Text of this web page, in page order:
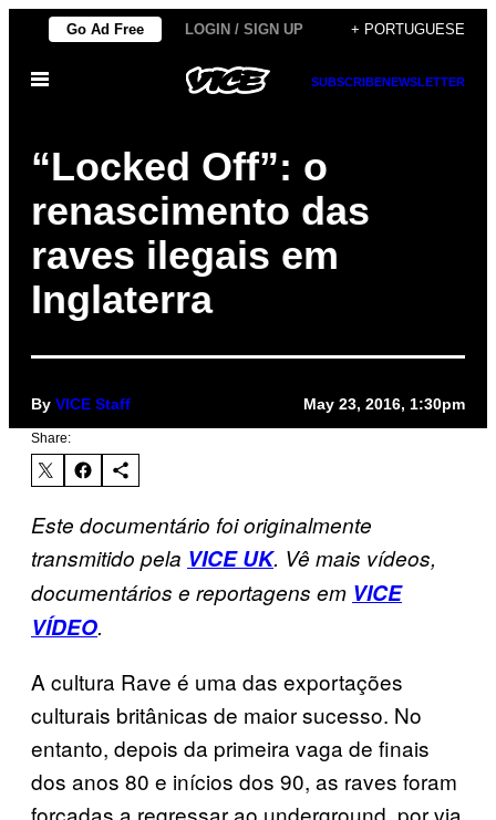
Skip
content
Go Ad Free LOGIN / SIGN UP + PORTUGUESE
Open
SUBSCRIBENEWSLETTER
“Locked Off”: o
renascimento das
raves ilegais em
Inglaterra
By VICE Staff May 23, 2016, 1:30pm
Share:
Este documentário foi originalmente
transmitido pela VICE UK. Vê mais vídeos,
documentários e reportagens em VICE
VÍDEO.
A cultura Rave é uma das exportações
culturais britânicas de maior sucesso. No
entanto, depois da primeira vaga de finais
dos anos 80 e inícios dos 90, as raves foram
forçadas a regressar ao underground, por via